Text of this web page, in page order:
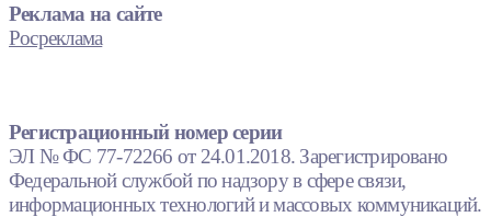
Реклама на сайте
Росреклама
Регистрационный номер серии
ЭЛ № ФС 77-72266 от 24.01.2018. Зарегистрировано
Федеральной службой по надзору в сфере связи,
информационных технологий и массовых коммуникаций.